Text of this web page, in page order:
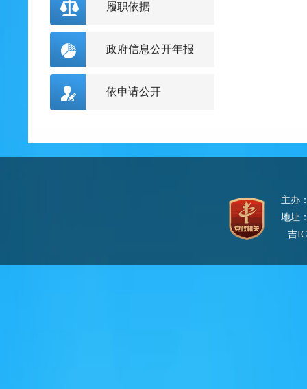
履职依据
政府信息公开年报
依申请公开